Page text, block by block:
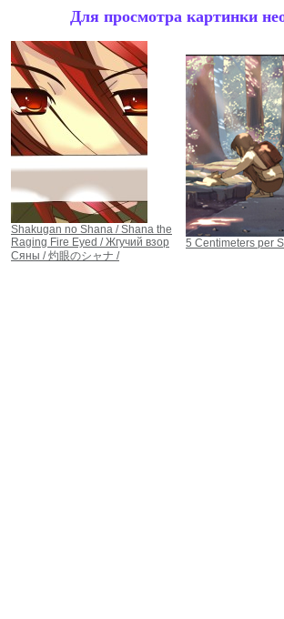
Для просмотра картинки
Shakugan no Shana / Shana the
Raging Fire Eyed / Жгучий взор
Сяны / 灼眼のシャナ /
5 Centimeters per